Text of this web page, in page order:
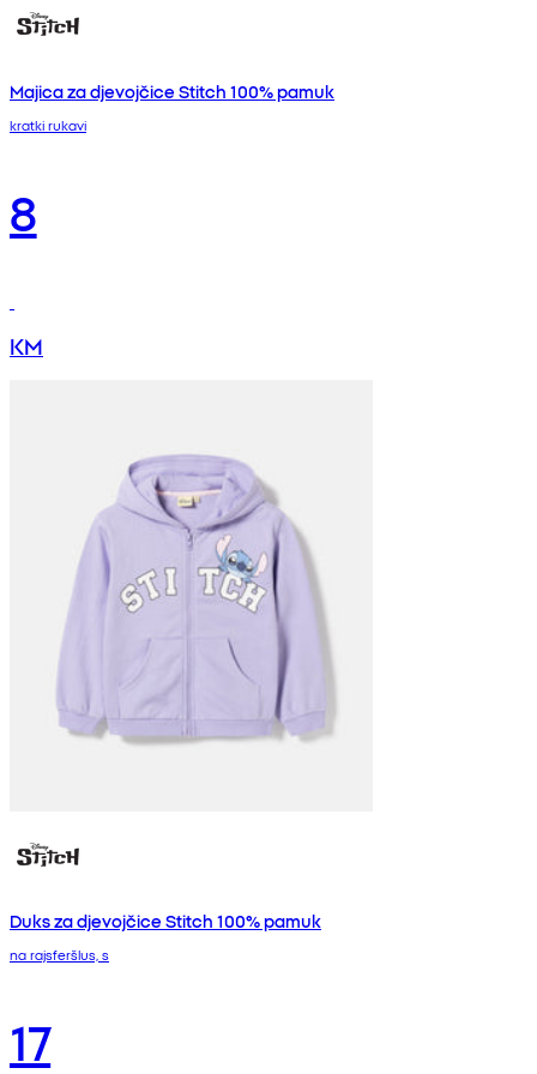
Majica za djevojčice Stitch 100% pamuk
kratki rukavi
8
KM
Duks za djevojčice Stitch 100% pamuk
na rajsferšlus, s
17